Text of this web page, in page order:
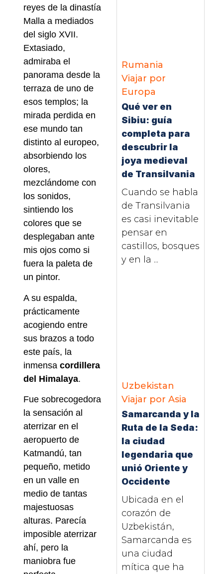
reyes de la dinastía
Malla a mediados
del siglo XVII.
Extasiado,
admiraba el
panorama desde la
terraza de uno de
esos templos; la
mirada perdida en
ese mundo tan
distinto al europeo,
absorbiendo los
olores,
mezclándome con
los sonidos,
sintiendo los
colores que se
desplegaban ante
mis ojos como si
fuera la paleta de
un pintor.
A su espalda,
prácticamente
acogiendo entre
sus brazos a todo
este país, la
inmensacordillera
del Himalaya.
Fue sobrecogedora
la sensación al
aterrizar en el
aeropuerto de
Katmandú, tan
pequeño, metido
en un valle en
medio de tantas
majestuosas
alturas. Parecía
imposible aterrizar
ahí, pero la
maniobra fue
Rumania
Viajar por
Europa
Qué ver en
Sibiu: guía
completa para
descubrir la
joya medieval
de Transilvania
Cuando se habla
de Transilvania
es casi inevitable
pensar en
castillos, bosques
y en la ...
Uzbekistan
Viajar por Asia
Samarcanda y la
Ruta de la Seda:
la ciudad
legendaria que
unió Oriente y
Occidente
Ubicada en el
corazón de
Uzbekistán,
Samarcanda es
una ciudad
mítica que ha